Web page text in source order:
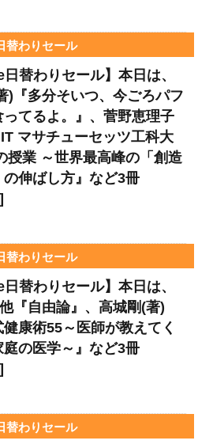
替わりセール
日替わりセール】本日は、
)『多分そいつ、今ごろパフ
ってるよ。』、菅野恵理子
マサチューセッツ工科大
授業 ～世界最高峰の「創造
の伸ばし方』など3冊
替わりセール
日替わりセール】本日は、
『自由論』、高城剛(著)
健康術55～医師が教えてく
庭の医学～』など3冊
替わりセール